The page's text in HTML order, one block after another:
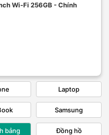
Wi-Fi 256GB - Chính
Laptop
Samsung
bảng Đồng hồ